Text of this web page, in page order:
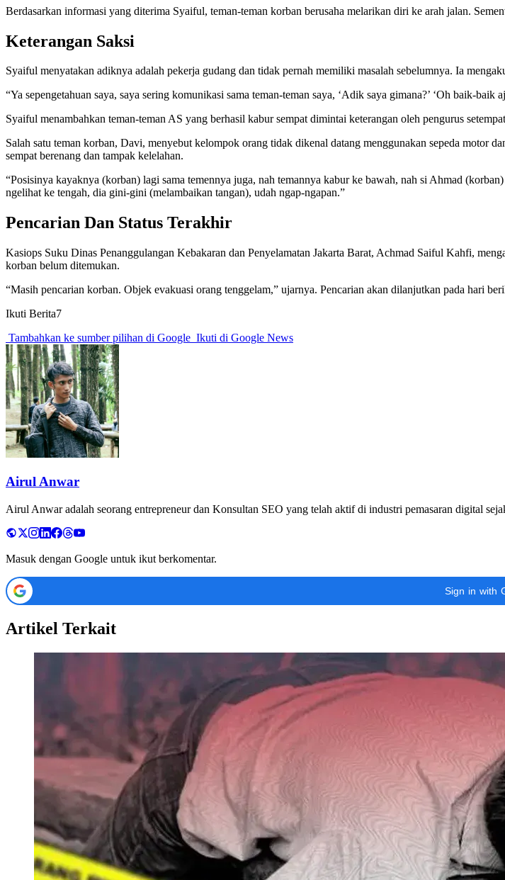
Berdasarkan informasi yang diterima Syaiful, teman-teman korban berusaha melarikan diri ke arah jalan.
Keterangan Saksi
Syaiful menyatakan adiknya adalah pekerja gudang dan tidak pernah memiliki masalah sebelumnya. Ia
“Ya sepengetahuan saya, saya sering komunikasi sama teman-teman saya, ‘Adik saya gimana?’ ‘Oh baik-baik
Syaiful menambahkan teman-teman AS yang berhasil kabur sempat dimintai keterangan oleh pengurus
Salah satu teman korban, Davi, menyebut kelompok orang tidak dikenal datang menggunakan sepeda motor
sempat berenang dan tampak kelelahan.
“Posisinya kayaknya (korban) lagi sama temennya juga, nah temannya kabur ke bawah, nah si Ahmad
ngelihat ke tengah, dia gini-gini (melambaikan tangan), udah ngap-ngapan.”
Pencarian Dan Status Terakhir
Kasiops Suku Dinas Penanggulangan Kebakaran dan Penyelamatan Jakarta Barat, Achmad Saiful Kahfi,
korban belum ditemukan.
“Masih pencarian korban. Objek evakuasi orang tenggelam,” ujarnya. Pencarian akan dilanjutkan pada hari
Ikuti Berita7
Tambahkan ke sumber pilihan di Google Ikuti di Google News
Airul Anwar
Airul Anwar adalah seorang entrepreneur dan Konsultan SEO yang telah aktif di industri pemasaran digital
Masuk dengan Google untuk ikut berkomentar.
Sign in with
Artikel Terkait